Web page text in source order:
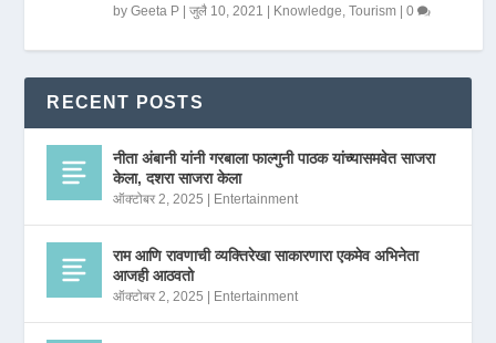
byGeeta P |जुलै 10, 2021 Knowledge,Tourism |0
RECENT POSTS
नीता अंबानी यांनी गरबाला फाल्गुनी पाठक यांच्यासमवेत साजरा
केला, दशरा साजरा केला
ऑक्टोबर 2, 2025 Entertainment
राम आणि रावणाची व्यक्तिरेखा साकारणारा एकमेव अभिनेता
आजही आठवतो
ऑक्टोबर 2, 2025 Entertainment